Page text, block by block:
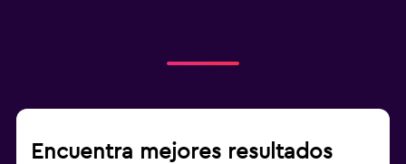
Encuentra mejores resultados